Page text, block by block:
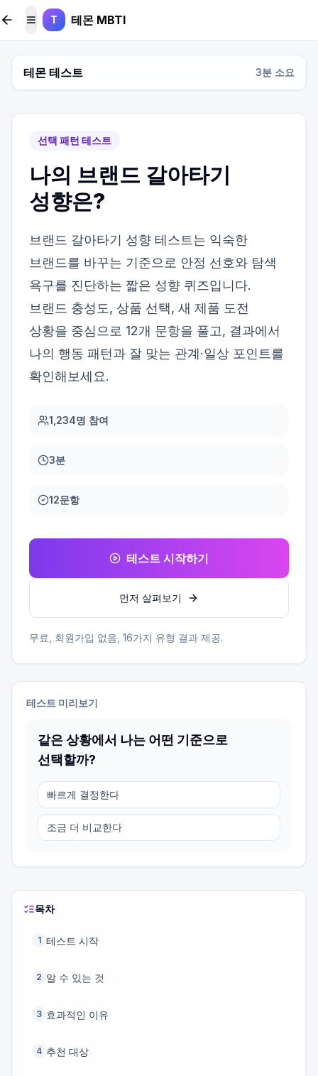
본문 바로가기
메뉴 토글
T 테몬 MBTI
테몬 테스트 3분 소요
선택 패턴 테스트
나의 브랜드 갈아타기
성향은?
브랜드 갈아타기 성향 테스트는 익숙한
브랜드를 바꾸는 기준으로 안정 선호와 탐색
욕구를 진단하는 짧은 성향 퀴즈입니다.
브랜드 충성도, 상품 선택, 새 제품 도전
상황을 중심으로 12개 문항을 풀고, 결과에서
나의 행동 패턴과 잘 맞는 관계·일상 포인트를
확인해보세요.
1,234명 참여
3분
12문항
테스트 시작하기
먼저 살펴보기
무료, 회원가입 없음, 16가지 유형 결과 제공.
테스트 미리보기
같은 상황에서 나는 어떤 기준으로
선택할까?
빠르게 결정한다
조금 더 비교한다
목차
1 테스트 시작
2 알 수 있는 것
3 효과적인 이유
4 추천 대상